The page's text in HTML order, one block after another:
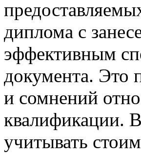
диплома с
эффективным
документа. Это
и сомнений
квалификации.
учитывать